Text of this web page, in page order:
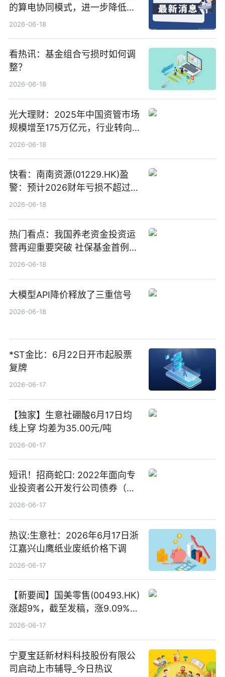
的算电协同模式，进一步降低网
络传输时延_最资讯
2026-06-18
看热讯：基金组合亏损时如何调
整？
2026-06-18
光大理财：2025年中国资管市场
规模增至175万亿元，行业转向
“量质并重”
2026-06-18
快看：南南资源(01229.HK)盈
警：预计2026财年亏损不超过
1000万港元
2026-06-18
热门看点：我国养老资金投资运
营再迎重要突破 社保基金首例期
货账户完成开立
2026-06-18
大模型API降价释放了三重信号
2026-06-18
*ST金比：6月22日开市起股票
复牌
2026-06-17
【独家】生意社硼酸6月17日均
线上穿 均差为35.00元/吨
2026-06-17
短讯！招商蛇口: 2022年面向专
业投资者公开发行公司债券（第
二期）（品种二）2026年付息公
2026-06-17
热议:生意社：2026年6月17日浙
江嘉兴山鹰纸业废纸价格下调
2026-06-17
【新要闻】国美零售(00493.HK)
涨超9%，截至发稿，涨9.09%，
报0.012港元，成交额37.26万港
2026-06-17
宁夏宝廷新材料科技股份有限公
司启动上市辅导_今日热议